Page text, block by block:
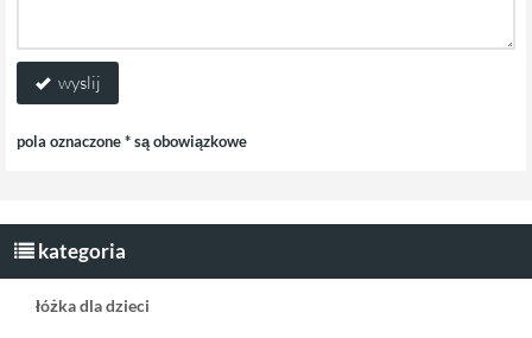
wyslij
pola oznaczone * są obowiązkowe
kategoria
łóżka dla dzieci